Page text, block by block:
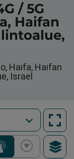
/ 5G
Haifan
Haifa, Haifan
Israel